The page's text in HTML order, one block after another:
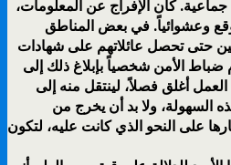
كان الإفراج عن المعلومات،
وعشوائياً. في بعض المناطق
حتى تحصل عائلاتهم على شهادات
ضباط الأمن شخصياً بإبلاغ ذلك إلى
العمل أغلق فصلاً، لينتقل منه إلى
السهولة، ولا بد أن يخرج من
على النحو الذي كانت عليه، لتكون